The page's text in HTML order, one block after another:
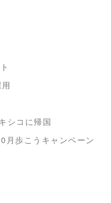
シコに帰国
月歩こうキャンペーン